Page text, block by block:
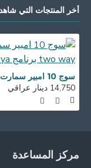
أخر المنتجات التي
14,750 دينار عراقي
مركز المساعدة